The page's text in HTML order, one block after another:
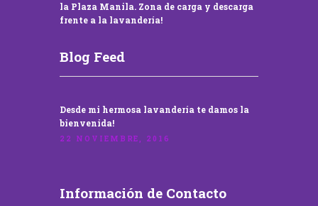
la Plaza Manila. Zona de carga y descarga
frente a la lavandería!
Blog Feed
Desde mi hermosa lavandería te damos la
bienvenida!
22 NOVIEMBRE, 2016
Información de Contacto